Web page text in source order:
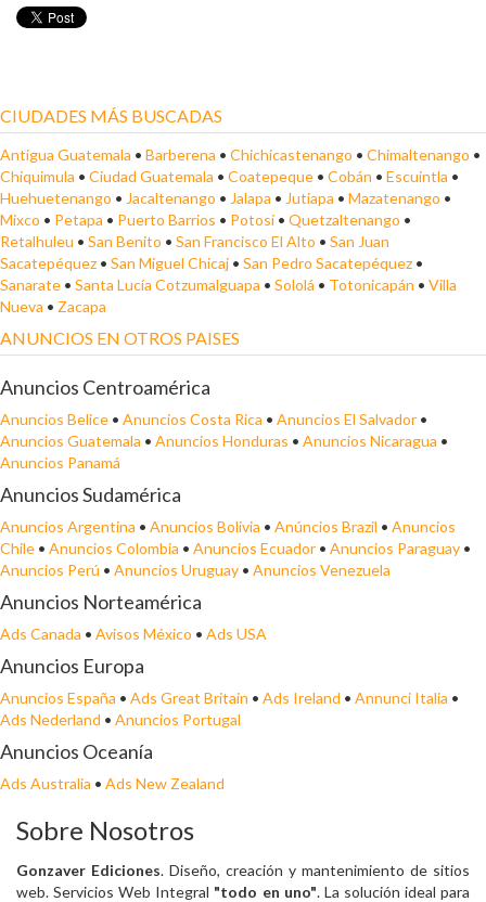
CIUDADES MÁS BUSCADAS
Antigua Guatemala • Barberena • Chichicastenango • Chimaltenango •
Chiquimula • Ciudad Guatemala • Coatepeque • Cobán • Escuintla •
Huehuetenango • Jacaltenango • Jalapa • Jutiapa • Mazatenango •
Mixco • Petapa • Puerto Barrios • Potosí• Quetzaltenango •
Retalhuleu • San Benito • San Francisco El Alto • San Juan
Sacatepéquez • San Miguel Chicaj • San Pedro Sacatepéquez •
Sanarate • Santa Lucía Cotzumalguapa • Sololá • Totonicapán • Villa
Nueva • Zacapa
ANUNCIOS EN OTROS PAISES
Anuncios Centroamérica
Anuncios Belice • Anuncios Costa Rica • Anuncios El Salvador •
Anuncios Guatemala • Anuncios Honduras • Anuncios Nicaragua •
Anuncios Panamá
Anuncios Sudamérica
Anuncios Argentina • Anuncios Bolivia • Anúncios Brazil • Anuncios
Chile • Anuncios Colombia • Anuncios Ecuador • Anuncios Paraguay •
Anuncios Perú • Anuncios Uruguay • Anuncios Venezuela
Anuncios Norteamérica
Ads Canada • Avisos México • Ads USA
Anuncios Europa
Anuncios España • Ads Great Britain • Ads Ireland • Annunci Italia •
Ads Nederland • Anuncios Portugal
Anuncios Oceanía
Ads Australia • Ads New Zealand
Sobre Nosotros
Gonzaver Ediciones. Diseño, creación y mantenimiento de sitios
web. Servicios Web Integral "todo en uno". La solución ideal para